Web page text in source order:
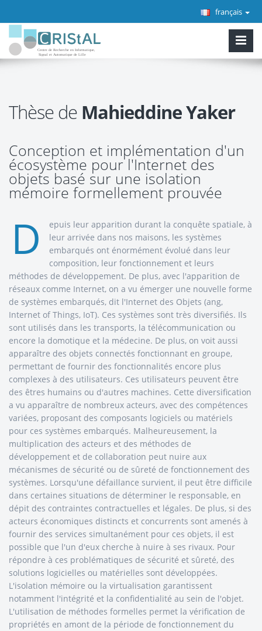
français
Thèse de Mahieddine Yaker
Conception et implémentation d'un
écosystème pour l'Internet des
objets basé sur une isolation
mémoire formellement prouvée
D
epuis leur apparition durant la conquête spatiale, à
leur arrivée dans nos maisons, les systèmes
embarqués ont énormément évolué dans leur
composition, leur fonctionnement et leurs
méthodes de développement. De plus, avec l'apparition de
réseaux comme Internet, on a vu émerger une nouvelle forme
de systèmes embarqués, dit l'Internet des Objets (ang,
Internet of Things, IoT). Ces systèmes sont très diversifiés. Ils
sont utilisés dans les transports, la télécommunication ou
encore la domotique et la médecine. De plus, on voit aussi
apparaître des objets connectés fonctionnant en groupe,
permettant de fournir des fonctionnalités encore plus
complexes à des utilisateurs. Ces utilisateurs peuvent être
des êtres humains ou d'autres machines. Cette diversification
a vu apparaître de nombreux acteurs, avec des compétences
variées, proposant des composants logiciels ou matériels
pour ces systèmes embarqués. Malheureusement, la
multiplication des acteurs et des méthodes de
développement et de collaboration peut nuire aux
mécanismes de sécurité ou de sûreté de fonctionnement des
systèmes. Lorsqu'une défaillance survient, il peut être difficile
dans certaines situations de déterminer le responsable, en
dépit des contraintes contractuelles et légales. De plus, si des
acteurs économiques distincts et concurrents sont amenés à
fournir des services simultanément pour ces objets, il est
possible que l'un d'eux cherche à nuire à ses rivaux. Pour
répondre à ces problématiques de sécurité et sûreté, des
solutions logicielles ou matérielles sont développées.
L'isolation mémoire ou la virtualisation garantissent
notamment l'intégrité et la confidentialité au sein de l'objet.
L'utilisation de méthodes formelles permet la vérification de
propriétés en amont de la période de fonctionnement du